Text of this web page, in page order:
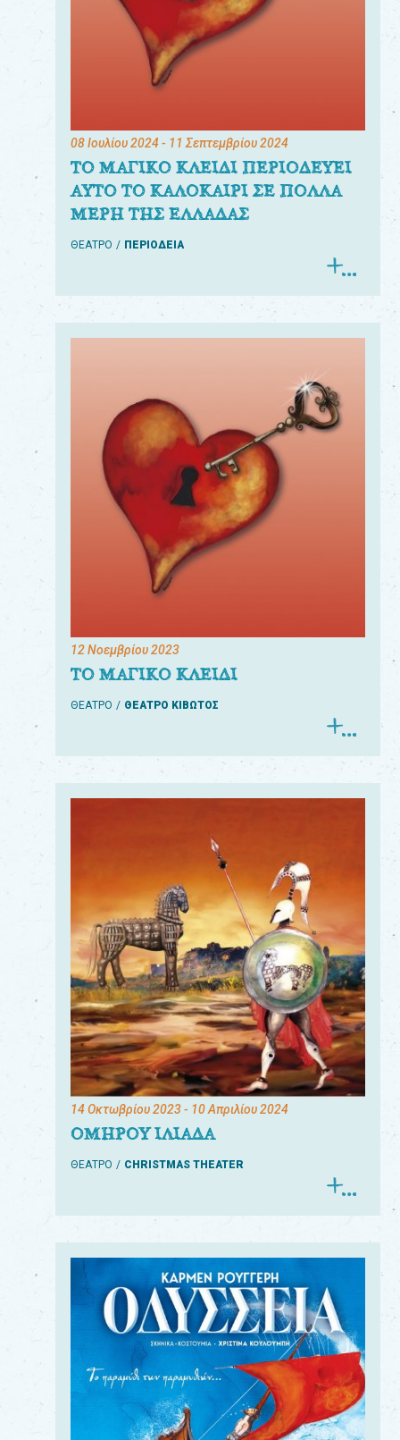
08 Ιουλίου 2024- 11 Σεπτεμβρίου 2024
ΤΟ ΜΑΓΙΚΟ ΚΛΕΙΔΙ ΠΕΡΙΟΔΕΥΕΙ
ΑΥΤΟ ΤΟ ΚΑΛΟΚΑΙΡΙ ΣΕ ΠΟΛΛΑ
ΜΕΡΗ ΤΗΣ ΕΛΛΑΔΑΣ
ΘΕΑΤΡΟ ΠΕΡΙΟΔΕΙΑ
12 Νοεμβρίου 2023
ΤΟ ΜΑΓΙΚΟ ΚΛΕΙΔΙ
ΘΕΑΤΡΟ ΘΕΑΤΡΟ ΚΙΒΩΤΟΣ
14 Οκτωβρίου 2023- 10 Απριλίου 2024
ΟΜΗΡΟΥ ΙΛΙΑΔΑ
ΘΕΑΤΡΟ CHRISTMAS THEATER